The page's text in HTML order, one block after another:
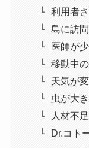
利用者
島に訪
医師が
移動中
天気が
虫が大
人材不
Dr.コト